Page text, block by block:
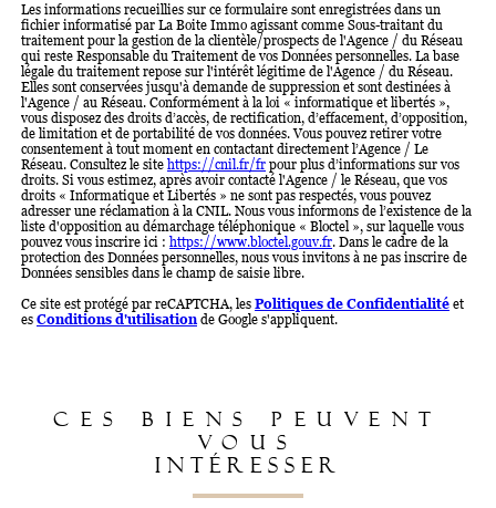
Les informations recueillies sur ce formulaire sont enregistrées dans un
fichier informatisé par La Boite Immo agissant comme Sous-traitant du
traitement pour la gestion de la clientèle/prospects de l'Agence / du Réseau
qui reste Responsable du Traitement de vos Données personnelles. La base
légale du traitement repose sur l'intérêt légitime de l'Agence / du Réseau.
Elles sont conservées jusqu'à demande de suppression et sont destinées à
l'Agence / au Réseau. Conformément à la loi « informatique et libertés »,
vous disposez des droits d’accès, de rectification, d’effacement, d’opposition,
de limitation et de portabilité de vos données. Vous pouvez retirer votre
consentement à tout moment en contactant directement l’Agence / Le
Réseau. Consultez le site https://cnil.fr/fr pour plus d’informations sur vos
droits. Si vous estimez, après avoir contacté l'Agence / le Réseau, que vos
droits « Informatique et Libertés » ne sont pas respectés, vous pouvez
adresser une réclamation à la CNIL. Nous vous informons de l’existence de la
liste d'opposition au démarchage téléphonique « Bloctel », sur laquelle vous
pouvez vous inscrire ici : https://www.bloctel.gouv.fr. Dans le cadre de la
protection des Données personnelles, nous vous invitons à ne pas inscrire de
Données sensibles dans le champ de saisie libre.
Ce site est protégé par reCAPTCHA, les Politiques de Confidentialité et
es Conditions d'utilisation de Google s'appliquent.
CES BIENS PEUVENT
VOUS
INTÉRESSER